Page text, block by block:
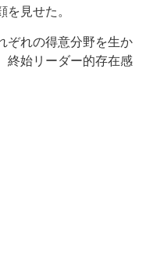
見せた。
ぞれの得意分野を生か
終始リーダー的存在感